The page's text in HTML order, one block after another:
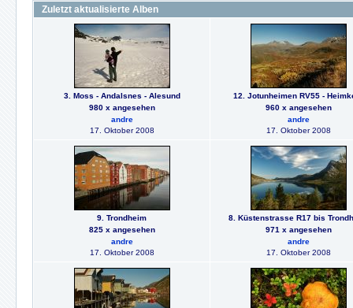
Zuletzt aktualisierte Alben
3. Moss - Andalsnes - Alesund
980 x angesehen
andre
17. Oktober 2008
12. Jotunheimen RV55 -
960 x angesehen
andre
17. Oktober 2008
9. Trondheim
825 x angesehen
andre
17. Oktober 2008
8. Küstenstrasse R17 bis
971 x angesehen
andre
17. Oktober 2008